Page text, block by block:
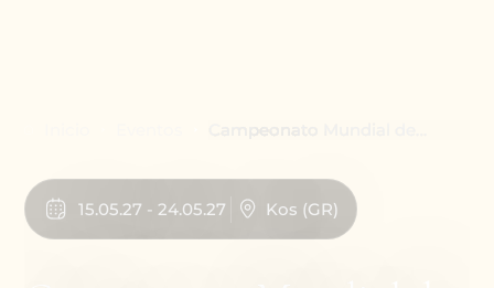
15.05.27 - 24.05.27 Kos (GR)